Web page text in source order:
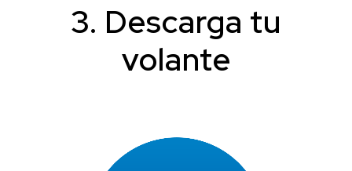
3. Descarga tu
volante